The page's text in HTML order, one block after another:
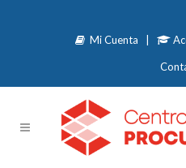
Mi Cuenta